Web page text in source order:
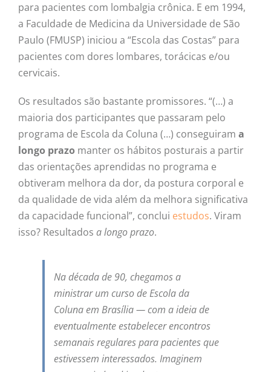
para pacientes com lombalgia crônica. E em 1994,
a Faculdade de Medicina da Universidade de São
Paulo (FMUSP) iniciou a “Escola das Costas” para
pacientes com dores lombares, torácicas e/ou
cervicais.
Os resultados são bastante promissores. “(…) a
maioria dos participantes que passaram pelo
programa de Escola da Coluna (…) conseguiram a
longo prazo manter os hábitos posturais a partir
das orientações aprendidas no programa e
obtiveram melhora da dor, da postura corporal e
da qualidade de vida além da melhora significativa
da capacidade funcional”, conclui estudos. Viram
isso? Resultados a longo prazo.
Na década de 90, chegamos a
ministrar um curso de Escola da
Coluna em Brasília — com a ideia de
eventualmente estabelecer encontros
semanais regulares para pacientes que
estivessem interessados. Imaginem